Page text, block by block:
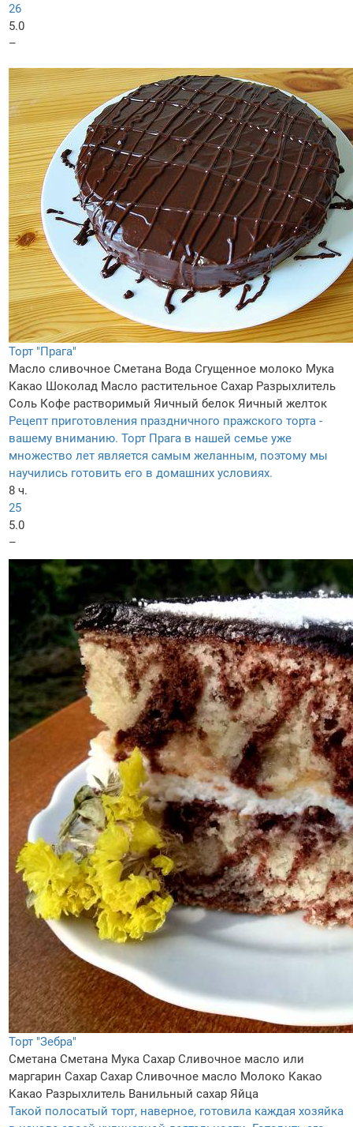
26
5.0
–
Торт "Прага"
Масло сливочное Сметана Вода Сгущенное молоко Мука
Какао Шоколад Масло растительное Сахар Разрыхлитель
Соль Кофе растворимый Яичный белок Яичный желток
Рецепт приготовления праздничного пражского торта -
вашему вниманию. Торт Прага в нашей семье уже
множество лет является самым желанным, поэтому мы
научились готовить его в домашних условиях.
8 ч.
25
5.0
–
Торт "Зебра"
Сметана Сметана Мука Сахар Сливочное масло или
маргарин Сахар Сахар Сливочное масло Молоко Какао
Какао Разрыхлитель Ванильный сахар Яйца
Такой полосатый торт, наверное, готовила каждая хозяйка